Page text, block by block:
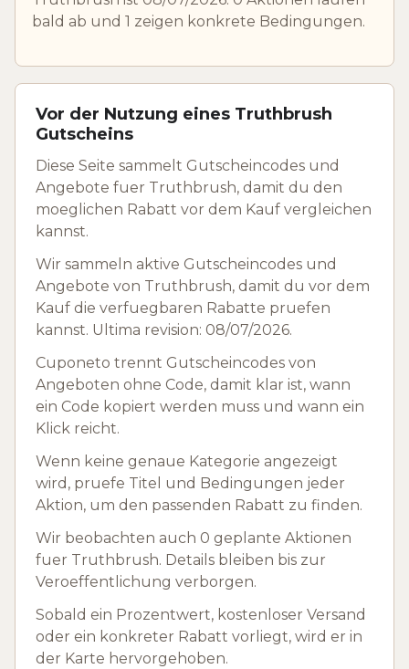
bald ab und 1 zeigen konkrete Bedingungen.
Vor der Nutzung eines Truthbrush
Gutscheins
Diese Seite sammelt Gutscheincodes und
Angebote fuer Truthbrush, damit du den
moeglichen Rabatt vor dem Kauf vergleichen
kannst.
Wir sammeln aktive Gutscheincodes und
Angebote von Truthbrush, damit du vor dem
Kauf die verfuegbaren Rabatte pruefen
kannst. Ultima revision: 08/07/2026.
Cuponeto trennt Gutscheincodes von
Angeboten ohne Code, damit klar ist, wann
ein Code kopiert werden muss und wann ein
Klick reicht.
Wenn keine genaue Kategorie angezeigt
wird, pruefe Titel und Bedingungen jeder
Aktion, um den passenden Rabatt zu finden.
Wir beobachten auch 0 geplante Aktionen
fuer Truthbrush. Details bleiben bis zur
Veroeffentlichung verborgen.
Sobald ein Prozentwert, kostenloser Versand
oder ein konkreter Rabatt vorliegt, wird er in
der Karte hervorgehoben.